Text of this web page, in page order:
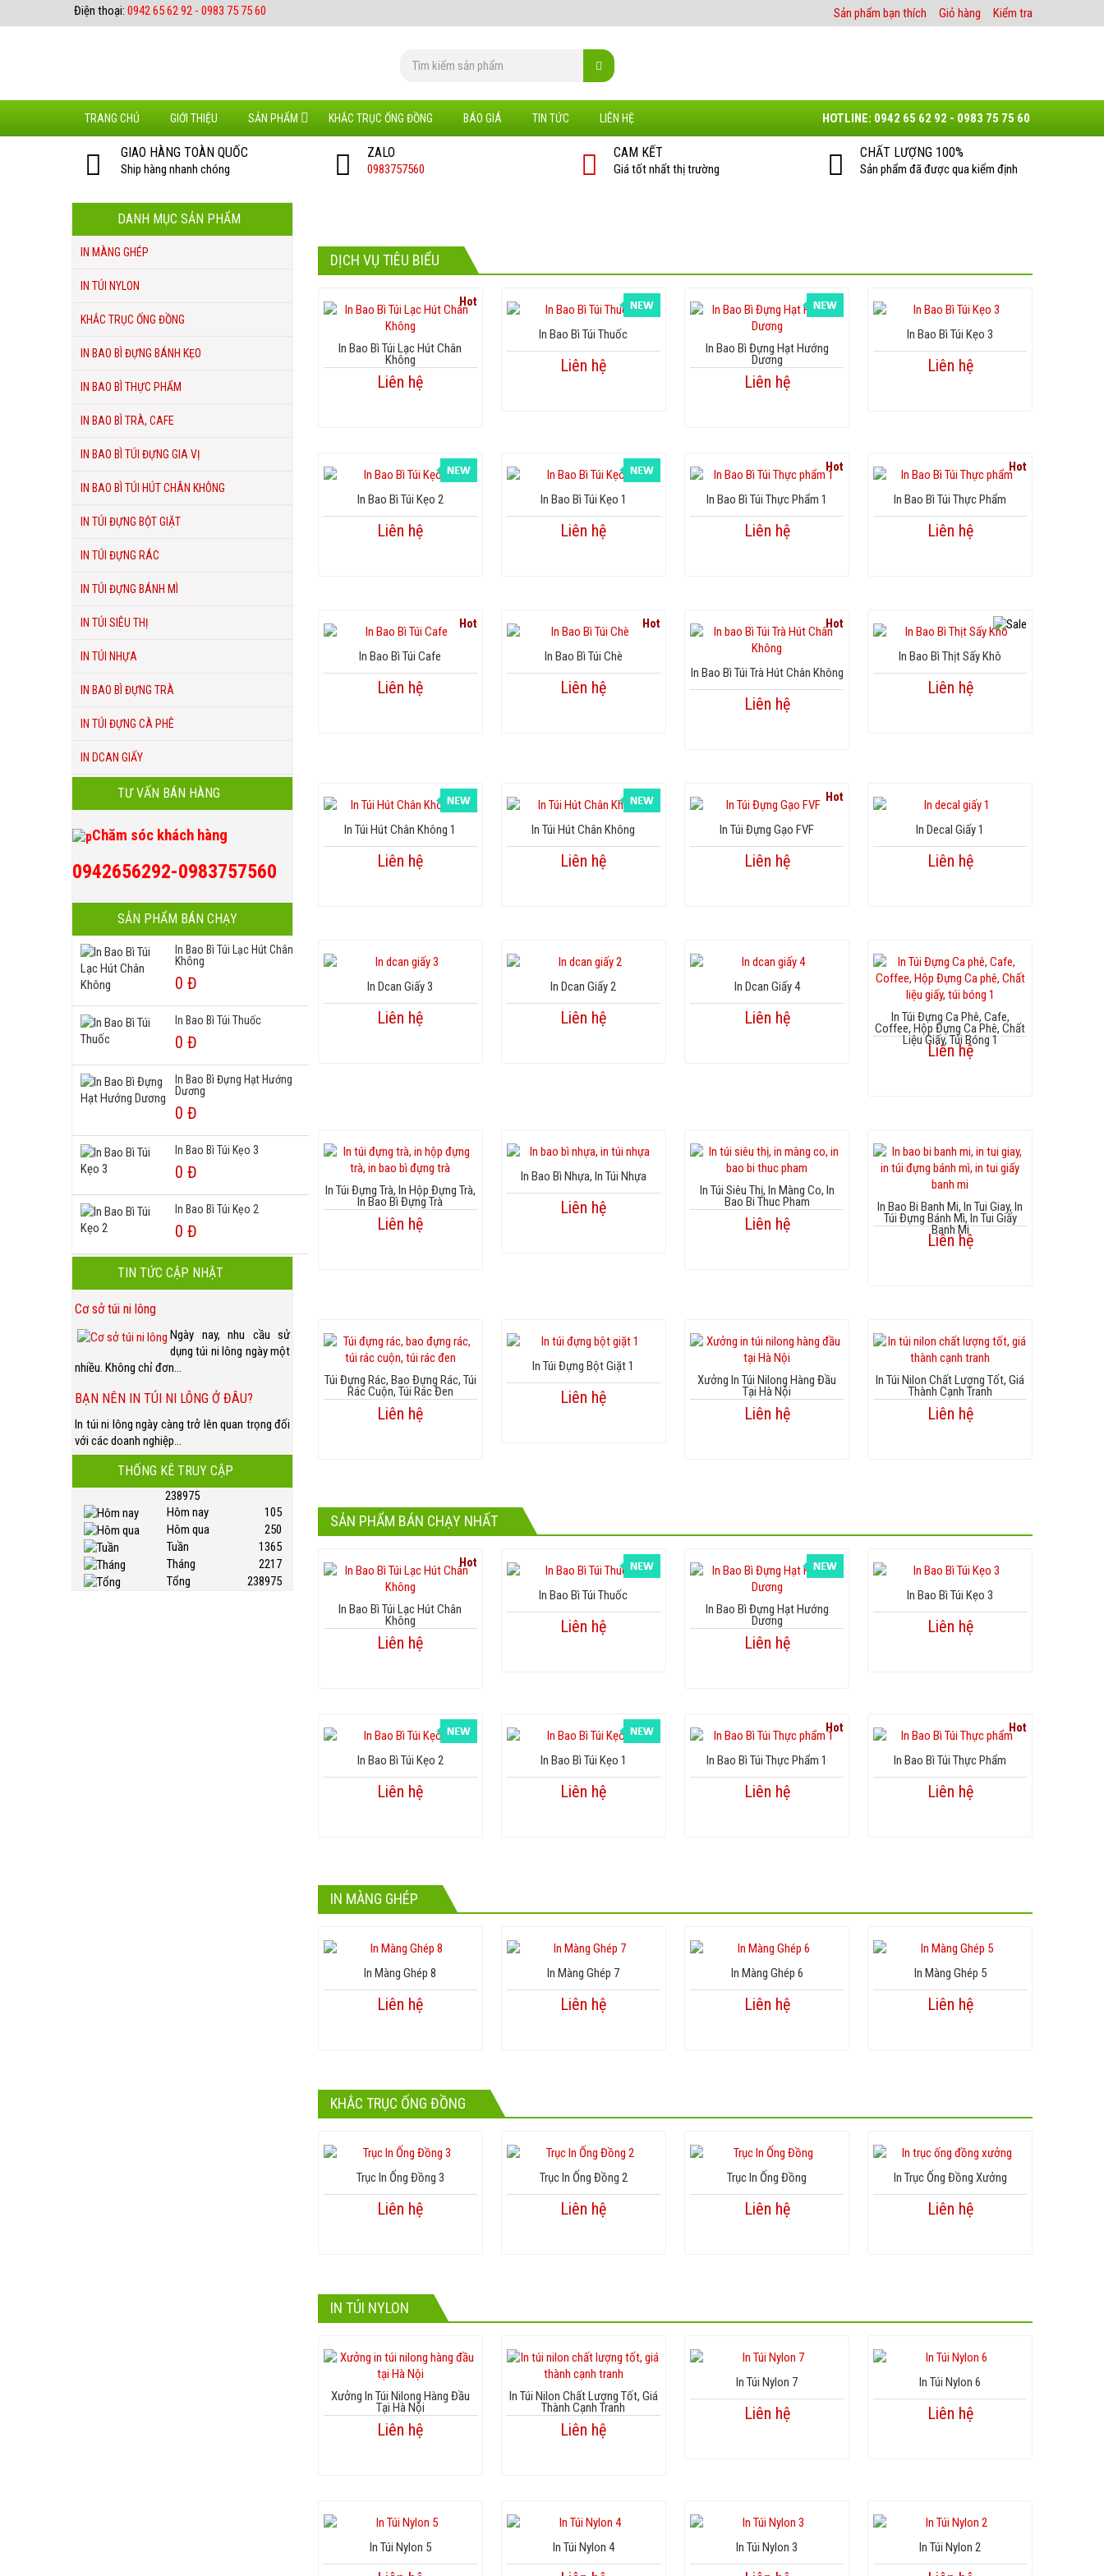
Điện thoại: 0942 65 62 92 - 0983 75 75 60 Sản phẩm bạn thích Giỏ hàng Kiểm tra
TRANG CHỦ GIỚI THIỆU SẢN PHẨM KHẮC TRỤC ỐNG ĐỒNG BÁO GIÁ TIN TỨC LIÊN HỆ HOTLINE: 0942 65 62 92 - 0983 75 75 60
GIAO HÀNG TOÀN QUỐC
Ship hàng nhanh chóng
ZALO
0983757560
CAM KẾT
Giá tốt nhất thị trường
CHẤT LƯỢNG 100%
Sản phẩm đã được qua kiểm định
DANH MỤC SẢN PHẨM
IN MÀNG GHÉP
IN TÚI NYLON
KHẮC TRỤC ỐNG ĐỒNG
IN BAO BÌ ĐỰNG BÁNH KẸO
IN BAO BÌ THỰC PHẨM
IN BAO BÌ TRÀ, CAFE
IN BAO BÌ TÚI ĐỰNG GIA VỊ
IN BAO BÌ TÚI HÚT CHÂN KHÔNG
IN TÚI ĐỰNG BỘT GIẶT
IN TÚI ĐỰNG RÁC
IN TÚI ĐỰNG BÁNH MÌ
IN TÚI SIÊU THỊ
IN TÚI NHỰA
IN BAO BÌ ĐỰNG TRÀ
IN TÚI ĐỰNG CÀ PHÊ
IN DCAN GIẤY
TƯ VẤN BÁN HÀNG
Chăm sóc khách hàng
0942656292-0983757560
SẢN PHẨM BÁN CHẠY
In Bao Bì Túi Lạc Hút Chân
Không
0 Đ
In Bao Bì Túi Thuốc
0 Đ
In Bao Bì Đựng Hạt Hướng
Dương
0 Đ
In Bao Bì Túi Kẹo 3
0 Đ
In Bao Bì Túi Kẹo 2
0 Đ
TIN TỨC CẬP NHẬT
Cơ sở túi ni lông
Ngày nay, nhu cầu sử
dụng túi ni lông ngày một
nhiều. Không chỉ đơn...
BẠN NÊN IN TÚI NI LÔNG Ở ĐÂU?
In túi ni lông ngày càng trở lên quan trọng đối
với các doanh nghiệp...
THỐNG KÊ TRUY CẬP
238975
Hôm nay
105
Hôm qua
250
Tuần
1365
Tháng
2217
Tổng
238975
DỊCH VỤ TIÊU BIỂU
Hot
In Bao Bì Túi Lạc Hút Chân
Không
Liên hệ
In Bao Bì Túi Thuốc
Liên hệ
In Bao Bì Đựng Hạt Hướng
Dương
Liên hệ
In Bao Bì Túi Kẹo 3
Liên hệ
In Bao Bì Túi Kẹo 2
Liên hệ
In Bao Bì Túi Kẹo 1
Liên hệ
Hot
In Bao Bì Túi Thực Phẩm 1
Liên hệ
Hot
In Bao Bì Túi Thực Phẩm
Liên hệ
Hot
In Bao Bì Túi Cafe
Liên hệ
Hot
In Bao Bì Túi Chè
Liên hệ
Hot
In Bao Bì Túi Trà Hút Chân Không
Liên hệ
In Bao Bì Thịt Sấy Khô
Liên hệ
In Túi Hút Chân Không 1
Liên hệ
In Túi Hút Chân Không
Liên hệ
Hot
In Túi Đựng Gạo FVF
Liên hệ
In Decal Giấy 1
Liên hệ
In Dcan Giấy 3
Liên hệ
In Dcan Giấy 2
Liên hệ
In Dcan Giấy 4
Liên hệ In Túi Đựng Ca Phê, Cafe,
Coffee, Hộp Đựng Ca Phê, Chất
Liệu Giấy, Túi Bóng 1
Liên hệ
In Túi Đựng Trà, In Hộp Đựng Trà,
In Bao Bì Đựng Trà
Liên hệ
In Bao Bì Nhựa, In Túi Nhựa
Liên hệ
In Túi Siêu Thị, In Màng Co, In
Bao Bi Thuc Pham
Liên hệ
In Bao Bi Banh Mi, In Tui Giay, In
Túi Đựng Bánh Mì, In Tui Giấy
Banh Mi
Liên hệ
Túi Đựng Rác, Bao Đựng Rác, Túi
Rác Cuộn, Túi Rác Đen
Liên hệ
In Túi Đựng Bột Giặt 1
Liên hệ
Xưởng In Túi Nilong Hàng Đầu
Tại Hà Nội
Liên hệ
In Túi Nilon Chất Lượng Tốt, Giá
Thành Cạnh Tranh
Liên hệ
SẢN PHẨM BÁN CHẠY NHẤT
Hot
In Bao Bì Túi Lạc Hút Chân
Không
Liên hệ
In Bao Bì Túi Thuốc
Liên hệ
In Bao Bì Đựng Hạt Hướng
Dương
Liên hệ
In Bao Bì Túi Kẹo 3
Liên hệ
In Bao Bì Túi Kẹo 2
Liên hệ
In Bao Bì Túi Kẹo 1
Liên hệ
Hot
In Bao Bì Túi Thực Phẩm 1
Liên hệ
Hot
In Bao Bì Túi Thực Phẩm
Liên hệ
IN MÀNG GHÉP
In Màng Ghép 8
Liên hệ
In Màng Ghép 7
Liên hệ
In Màng Ghép 6
Liên hệ
In Màng Ghép 5
Liên hệ
KHẮC TRỤC ỐNG ĐỒNG
Trục In Ống Đồng 3
Liên hệ
Trục In Ống Đồng 2
Liên hệ
Trục In Ống Đồng
Liên hệ
In Trục Ống Đồng Xưởng
Liên hệ
IN TÚI NYLON
Xưởng In Túi Nilong Hàng Đầu
Tại Hà Nội
Liên hệ
In Túi Nilon Chất Lượng Tốt, Giá
Thành Cạnh Tranh
Liên hệ
In Túi Nylon 7
Liên hệ
In Túi Nylon 6
Liên hệ
In Túi Nylon 5 In Túi Nylon 4 In Túi Nylon 3 In Túi Nylon 2